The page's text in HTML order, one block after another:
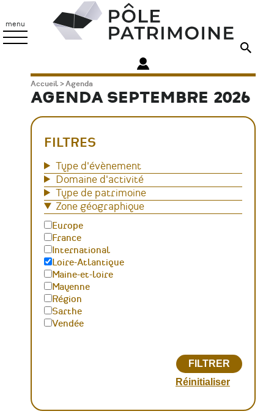
contenu
principal
menu
Patrimoine
Fil
d'Ariane
Accueil Agenda
AGENDA SEPTEMBRE 2026
FILTRES
Type d'évènement
Domaine d'activité
Type de patrimoine
Zone géographique
Europe
France
International
Loire-Atlantique
Maine-et-loire
Mayenne
Région
Sarthe
Vendée